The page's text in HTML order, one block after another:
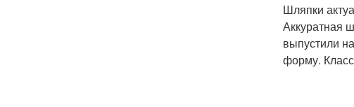
Шляпки
Аккуратная
выпустили
форму.